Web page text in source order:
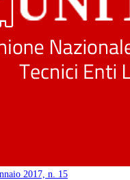
2017, n. 15